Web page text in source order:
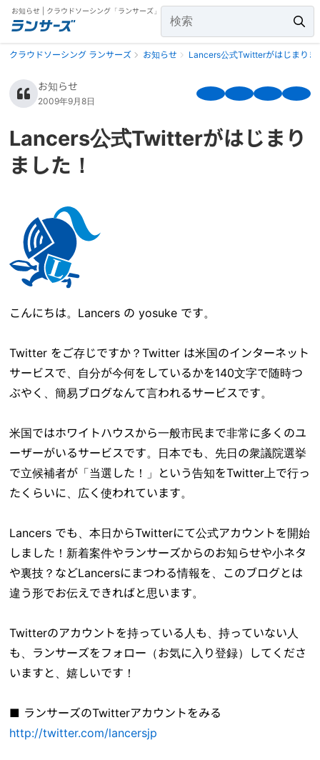
お知らせ | クラウドソーシング「ランサーズ」
クラウドソーシング ランサーズ お知らせ Lancers公式Twitterがはじまりま
お知らせ
2009年9月8日
Lancers公式Twitterがはじまり
ました！
こんにちは。Lancers の yosuke です。
Twitter をご存じですか？Twitter は米国のインターネット
サービスで、自分が今何をしているかを140文字で随時つ
ぶやく、簡易ブログなんて言われるサービスです。
米国ではホワイトハウスから一般市民まで非常に多くのユ
ーザーがいるサービスです。日本でも、先日の衆議院選挙
で立候補者が「当選した！」という告知をTwitter上で行っ
たくらいに、広く使われています。
Lancers でも、本日からTwitterにて公式アカウントを開始
しました！新着案件やランサーズからのお知らせや小ネタ
や裏技？などLancersにまつわる情報を、このブログとは
違う形でお伝えできればと思います。
Twitterのアカウントを持っている人も、持っていない人
も、ランサーズをフォロー（お気に入り登録）してくださ
いますと、嬉しいです！
■ ランサーズのTwitterアカウントをみる
http://twitter.com/lancersjp